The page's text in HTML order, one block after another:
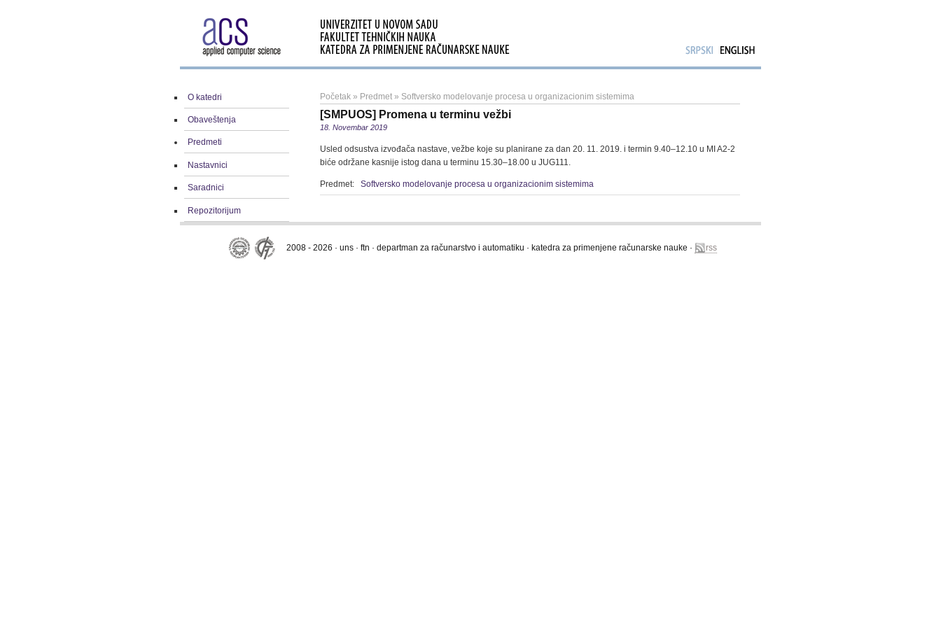
O katedri
Obaveštenja
Predmeti
Nastavnici
Saradnici
Repozitorijum
Početak » Predmet » Softversko modelovanje procesa u organizacionim sistemima
[SMPUOS] Promena u terminu vežbi
18. Novembar 2019
Usled odsustva izvođača nastave, vežbe koje su planirane za dan 20. 11. 2019. i termin 9.40–12.10 u MI A2-2
biće održane kasnije istog dana u terminu 15.30–18.00 u JUG111.
Predmet: Softversko modelovanje procesa u organizacionim sistemima
2008 - 2026 · uns · ftn · departman za računarstvo i automatiku · katedra za primenjene računarske nauke · rss